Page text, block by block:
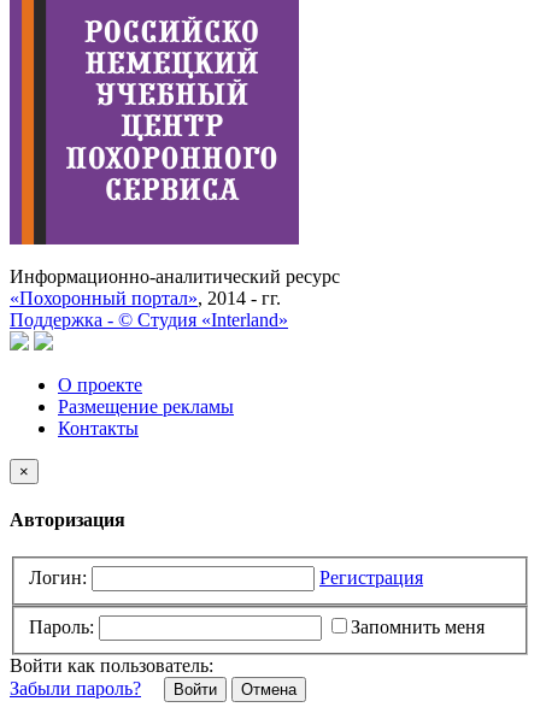
Информационно-аналитический ресурс
«Похоронный портал», 2014 - гг.
Поддержка - © Cтудия «Interland»
О проекте
Размещение рекламы
Контакты
×
Авторизация
Логин: Регистрация
Пароль:
Запомнить меня
Войти как пользователь:
Забыли пароль?
Отмена